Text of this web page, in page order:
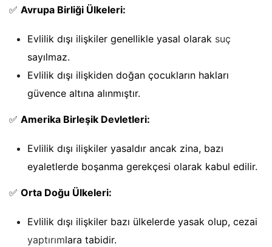
✅ Avrupa Birliği Ülkeleri:
Evlilik dışı ilişkiler genellikle yasal olarak suç
sayılmaz.
Evlilik dışı ilişkiden doğan çocukların hakları
güvence altına alınmıştır.
✅ Amerika Birleşik Devletleri:
Evlilik dışı ilişkiler yasaldır ancak zina, bazı
eyaletlerde boşanma gerekçesi olarak kabul edilir.
✅ Orta Doğu Ülkeleri:
Evlilik dışı ilişkiler bazı ülkelerde yasak olup, cezai
yaptırımlara tabidir.